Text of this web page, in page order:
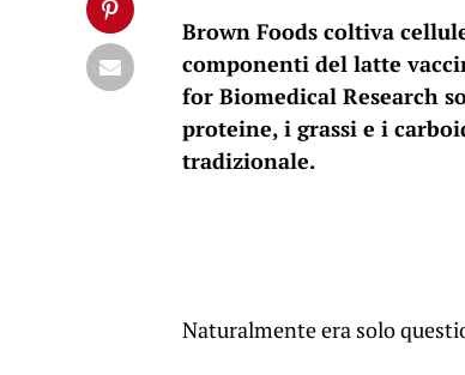
Brown Foods coltiva
componenti del latte
for Biomedical Research
proteine, i grassi e i
tradizionale.
Naturalmente era solo